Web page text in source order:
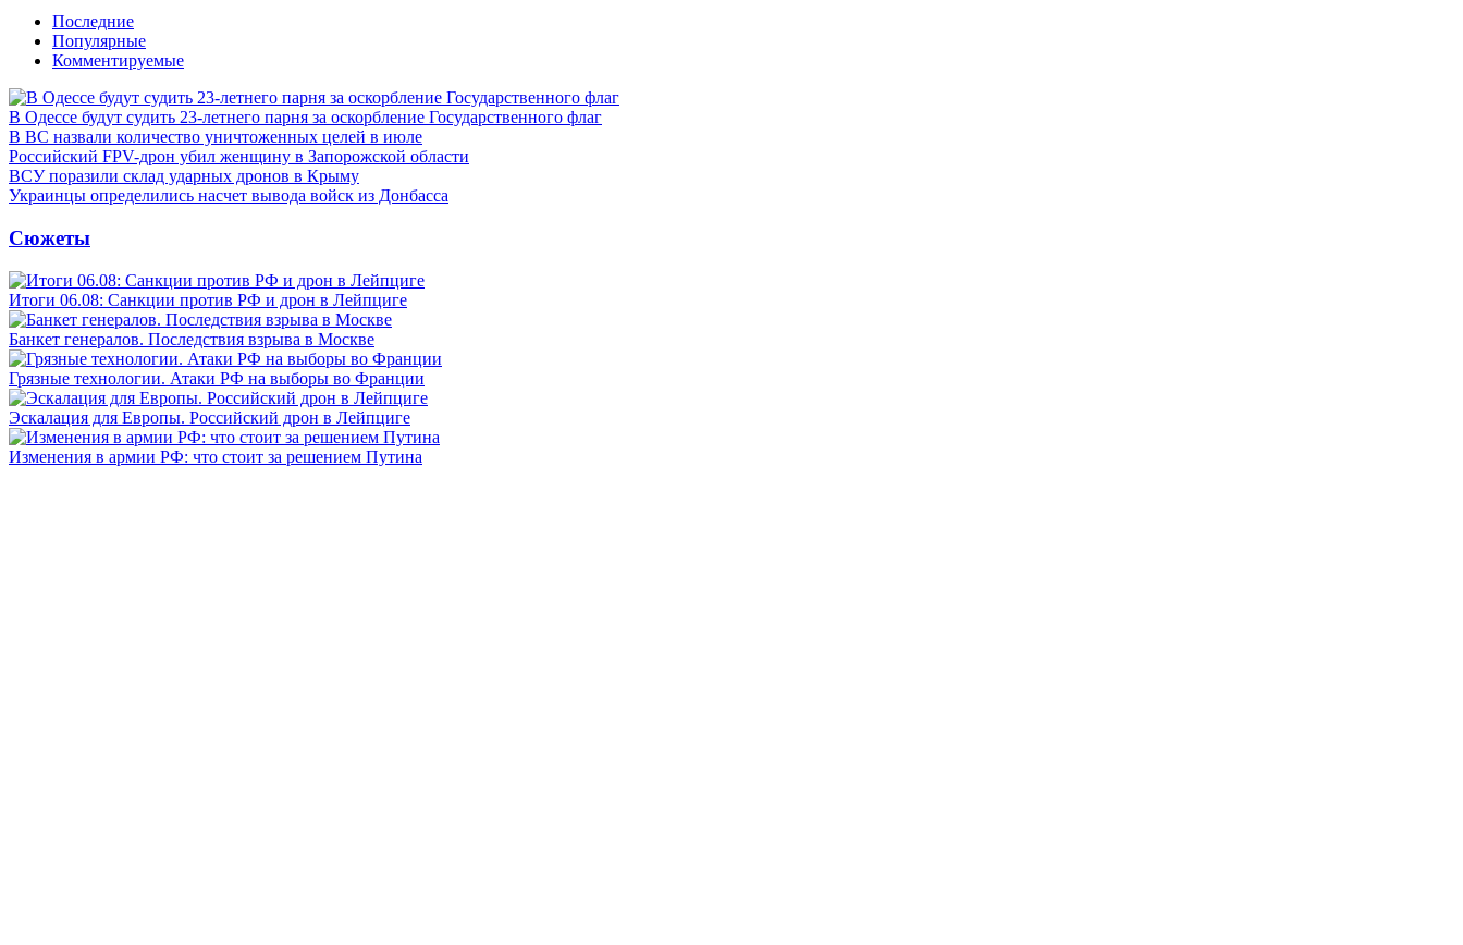
Последние
Популярные
Комментируемые
В Одессе будут судить 23-летнего парня за оскорбление Государственного флаг
В ВС назвали количество уничтоженных целей в июле
Российский FPV-дрон убил женщину в Запорожской области
ВСУ поразили склад ударных дронов в Крыму
Украинцы определились насчет вывода войск из Донбасса
Сюжеты
Итоги 06.08: Санкции против РФ и дрон в Лейпциге
Банкет генералов. Последствия взрыва в Москве
Грязные технологии. Атаки РФ на выборы во Франции
Эскалация для Европы. Российский дрон в Лейпциге
Изменения в армии РФ: что стоит за решением Путина